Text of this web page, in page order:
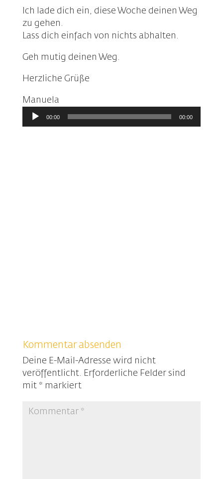
Ich lade dich ein, diese Woche deinen Weg
zu gehen.
Lass dich einfach von nichts abhalten.
Geh mutig deinen Weg.
Herzliche Grüße
Manuela
Audio-
Player
00:00 00:00
Kommentar absenden
Deine E-Mail-Adresse wird nicht
veröffentlicht. Erforderliche Felder sind
mit * markiert